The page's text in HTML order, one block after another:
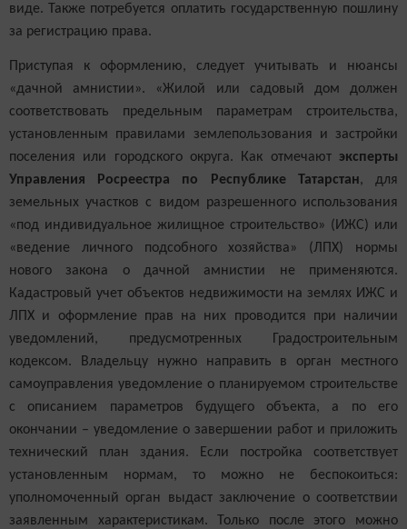
виде. Также потребуется оплатить государственную пошлину
за регистрацию права.
Приступая к оформлению, следует учитывать и нюансы
«дачной амнистии». «Жилой или садовый дом должен
соответствовать предельным параметрам строительства,
установленным правилами землепользования и застройки
поселения или городского округа. Как отмечают эксперты
Управления Росреестра по Республике Татарстан, для
земельных участков с видом разрешенного использования
«под индивидуальное жилищное строительство» (ИЖС) или
«ведение личного подсобного хозяйства» (ЛПХ) нормы
нового закона о дачной амнистии не применяются.
Кадастровый учет объектов недвижимости на землях ИЖС и
ЛПХ и оформление прав на них проводится при наличии
уведомлений, предусмотренных Градостроительным
кодексом. Владельцу нужно направить в орган местного
самоуправления уведомление о планируемом строительстве
с описанием параметров будущего объекта, а по его
окончании – уведомление о завершении работ и приложить
технический план здания. Если постройка соответствует
установленным нормам, то можно не беспокоиться:
уполномоченный орган выдаст заключение о соответствии
заявленным характеристикам. Только после этого можно